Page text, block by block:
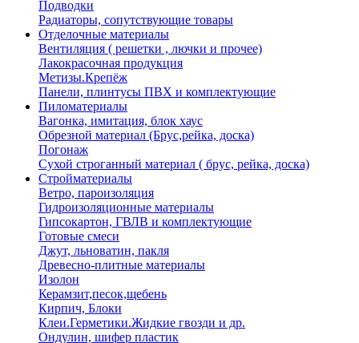
Подводки
Радиаторы, сопутствующие товары
Отделочные материалы
Вентиляция ( решетки , лючки и прочее)
Лакокрасочная продукция
Метизы.Крепёж
Панели, плинтусы ПВХ и комплектующие
Пиломатериалы
Вагонка, имитация, блок хаус
Обрезной материал (Брус,рейка, доска)
Погонаж
Сухой строганный материал ( брус, рейка, доска)
Стройматериалы
Ветро, пароизоляция
Гидроизоляционные материалы
Гипсокартон, ГВЛВ и комплектующие
Готовые смеси
Джут, льноватин, пакля
Древесно-плитные материалы
Изолон
Керамзит,песок,щебень
Кирпич, Блоки
Клеи.Герметики.Жидкие гвозди и др.
Ондулин, шифер пластик